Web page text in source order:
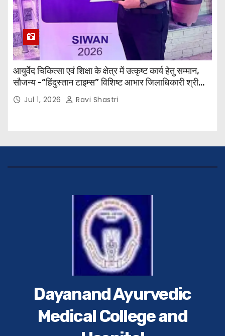
आयुर्वेद चिकित्सा एवं शिक्षा के क्षेत्र में उत्कृष्ट कार्य हेतु सम्मान,
सौजन्य -“हिंदुस्तान टाइम्स” विशिष्ट आभार जिलाधिकारी श्री
विवेक रंजन मैत्रेय (भा०प्र० से०), आरक्षी अधीक्षक श्री पूरन झा
(भा०पु०से०) सिविल सर्जन, सिवान एवं ब्यूरो चीफ श्री नीरज
Jul 1, 2026 Ravi Shastri
Dayanand Ayurvedic
Medical College and